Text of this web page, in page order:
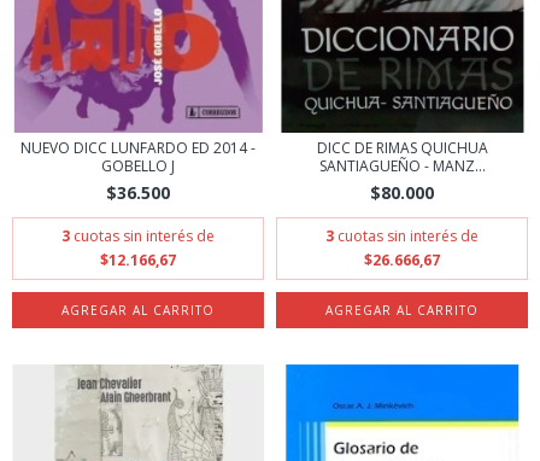
NUEVO DICC LUNFARDO ED 2014 -
GOBELLO J
$36.500
3 cuotas sin interés de
$12.166,67
DICC DE RIMAS QUICHUA
SANTIAGUEÑO - MANZ...
$80.000
3 cuotas sin interés de
$26.666,67